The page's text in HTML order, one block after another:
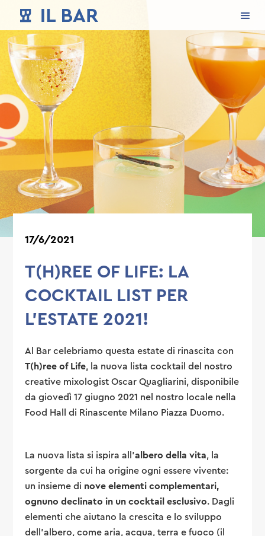
17/6/2021
T(H)REE OF LIFE: LA
COCKTAIL LIST PER
L’ESTATE 2021!
Al Bar celebriamo questa estate di rinascita con
T(h)ree of Life, la nuova lista cocktail del nostro
creative mixologist Oscar Quagliarini, disponibile
da giovedì 17 giugno 2021 nel nostro locale nella
Food Hall di Rinascente Milano Piazza Duomo.
La nuova lista si ispira all’albero della vita, la
sorgente da cui ha origine ogni essere vivente:
un insieme di nove elementi complementari,
ognuno declinato in un cocktail esclusivo. Dagli
elementi che aiutano la crescita e lo sviluppo
dell’albero, come aria, acqua, terra e fuoco (il